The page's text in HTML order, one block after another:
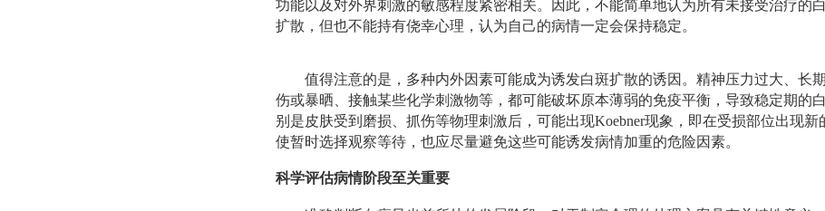
功能以及对外界刺激的敏感程度紧密相关。因此，不能简单地认为所有未接受治疗的
扩散，但也不能持有侥幸心理，认为自己的病情一定会保持稳定。
值得注意的是，多种内外因素可能成为诱发白斑扩散的诱因。精神压力过大、长
伤或暴晒、接触某些化学刺激物等，都可能破坏原本薄弱的免疫平衡，导致稳定期的
别是皮肤受到磨损、抓伤等物理刺激后，可能出现Koebner现象，即在受损部位出现新
使暂时选择观察等待，也应尽量避免这些可能诱发病情加重的危险因素。
科学评估病情阶段至关重要